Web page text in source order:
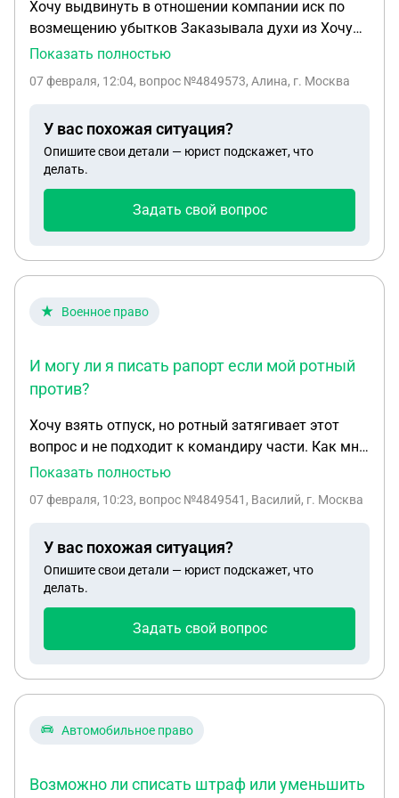
Хочу выдвинуть в отношении компании иск по
возмещению убытков Заказывала духи из Хочу
выдвинуть в отношении компании иск по
заграницы. Компания должна была ее привезти,
месяца утверждают что заказ застрял на
таможенной проверке. Какие документы нужны
для подачи иска? и могу ли быть уверенна в 100%
Показать полностью
07 февраля, 12:04, вопрос №4849573, Алина, г. Москва
У вас похожая ситуация?
Опишите свои детали — юрист подскажет, что
делать.
Задать свой вопрос
Военное право
И могу ли я писать рапорт если мой ротный
против?
Хочу взять отпуск, но ротный затягивает этот
вопрос и не подходит к командиру части. Как мне
взять отпуск если ротный не захочет отпускать?
писать рапорт если мой ротный против? Я
месяцев был на срочной службе.
Показать полностью
07 февраля, 10:23, вопрос №4849541, Василий, г. Москва
У вас похожая ситуация?
Опишите свои детали — юрист подскажет, что
делать.
Задать свой вопрос
Автомобильное право
Возможно ли списать штраф или уменьшить